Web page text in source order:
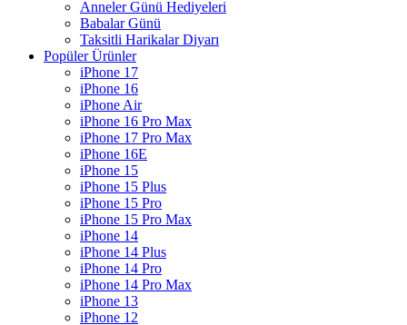
Anneler Günü Hediyeleri
Babalar Günü
Taksitli Harikalar Diyarı
Popüler Ürünler
iPhone 17
iPhone 16
iPhone Air
iPhone 16 Pro Max
iPhone 17 Pro Max
iPhone 16E
iPhone 15
iPhone 15 Plus
iPhone 15 Pro
iPhone 15 Pro Max
iPhone 14
iPhone 14 Plus
iPhone 14 Pro
iPhone 14 Pro Max
iPhone 13
iPhone 12